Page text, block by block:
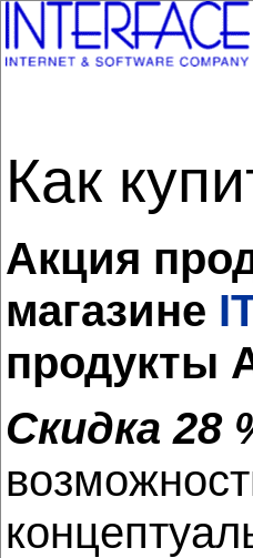
Как
Акция
магазине
продукты
Скидка 28